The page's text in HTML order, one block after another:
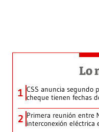
Lo
1 CSS anuncia segundo
cheque tienen fechas
2 Primera reunión entre
interconexión eléctrica